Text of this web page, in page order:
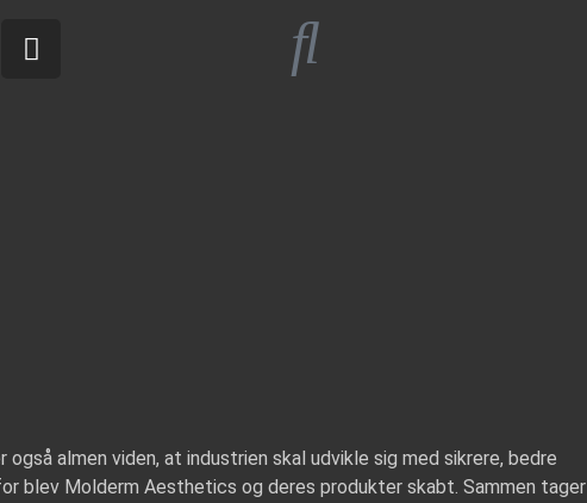
almen viden, at industrien skal udvikle sig med sikrere, bedre
blev Molderm Aesthetics og deres produkter skabt. Sammen tager